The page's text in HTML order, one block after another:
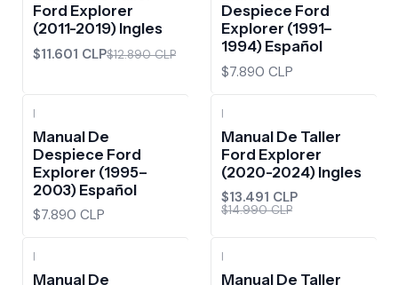
Ford Explorer
(2011-2019) Ingles
$11.601 CLP$12.890 CLP
Despiece Ford
Explorer (1991–
1994) Español
$7.890 CLP
|
Manual De
Despiece Ford
Explorer (1995–
2003) Español
$7.890 CLP
|
Manual De Taller
Ford Explorer
(2020-2024) Ingles
$13.491 CLP
$14.990 CLP
|
Manual De
|
Manual De Taller